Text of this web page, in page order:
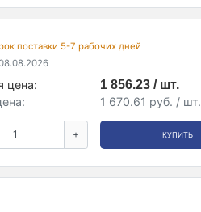
поставки 5-7 рабочих дней
цена:
1 856.23 / шт.
1 670.61 руб. / шт.
+ КУПИТЬ